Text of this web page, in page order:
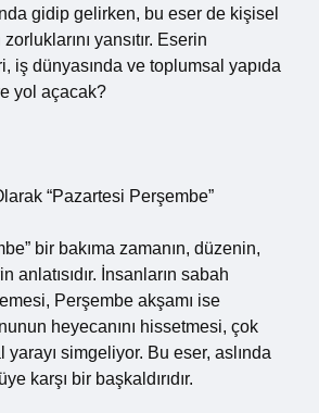
gidip gelirken, bu eser de kişisel
yansıtır. Eserin
iş dünyasında ve toplumsal yapıda
yol açacak?
“Pazartesi Perşembe”
bir bakıma zamanın, düzenin,
anlatısıdır. İnsanların sabah
Perşembe akşamı ise
heyecanını hissetmesi, çok
simgeliyor. Bu eser, aslında
karşı bir başkaldırıdır.